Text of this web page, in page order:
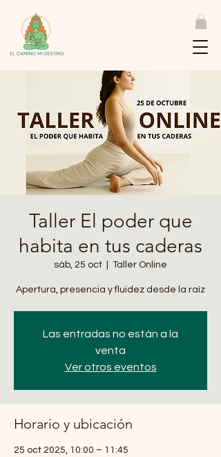
Taller El poder que
habita en tus caderas
sáb, 25 oct Taller Online
Apertura, presencia y fluidez desde la raíz
Las entradas no están a la
venta
Ver otros eventos
Horario y ubicación
25 oct 2025, 10:00 – 11:45